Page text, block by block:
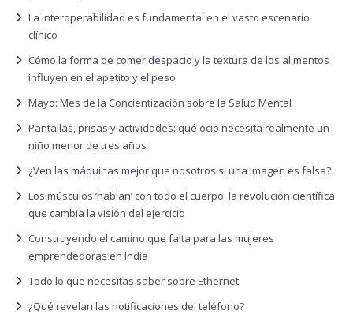
La interoperabilidad es fundamental en el vasto escenario
clínico
Cómo la forma de comer despacio y la textura de los alimentos
influyen en el apetito y el peso
Mayo: Mes de la Concientización sobre la Salud Mental
Pantallas, prisas y actividades: qué ocio necesita realmente un
niño menor de tres años
¿Ven las máquinas mejor que nosotros si una imagen es falsa?
Los músculos ‘hablan’ con todo el cuerpo: la revolución científica
que cambia la visión del ejercicio
Construyendo el camino que falta para las mujeres
emprendedoras en India
Todo lo que necesitas saber sobre Ethernet
¿Qué revelan las notificaciones del teléfono?